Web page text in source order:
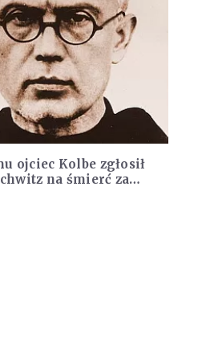
ojciec Kolbe zgłosił
na śmierć za